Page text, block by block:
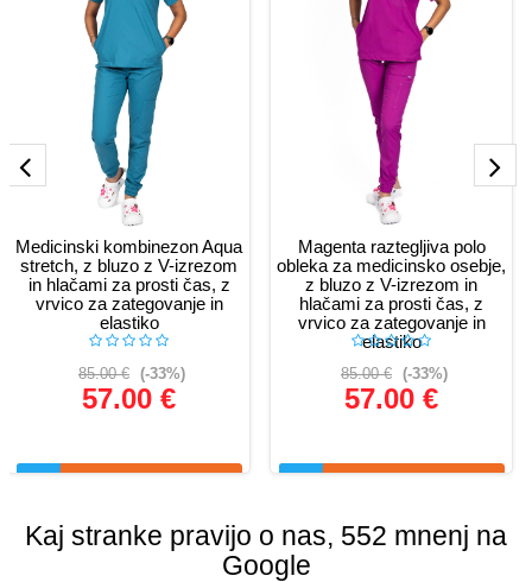
Medicinski kombinezon Aqua
stretch, z bluzo z V-izrezom
in hlačami za prosti čas, z
vrvico za zategovanje in
elastiko
85.00 € (-33%)
57.00 €
Magenta raztegljiva polo
obleka za medicinsko osebje,
z bluzo z V-izrezom in
hlačami za prosti čas, z
vrvico za zategovanje in
elastiko
85.00 € (-33%)
57.00 €
Kaj stranke pravijo o nas, 552 mnenj na
Google